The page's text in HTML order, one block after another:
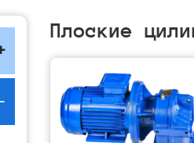
Плоские